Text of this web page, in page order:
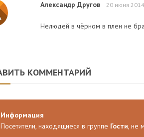
Александр Другов 20 июня
Нелюдей в чёрном в плен не
КОММЕНТАРИЙ
Информация
Посетители, находящиеся в группе Гости, не